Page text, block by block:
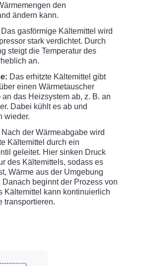
den
ändern kann.
Das gasförmige Kältemittel wird
stark verdichtet. Durch
steigt die Temperatur des
an.
Das erhitzte Kältemittel gibt
einen Wärmetauscher
an das Heizsystem ab, z. B. an
Dabei kühlt es ab und
wieder.
Nach der Wärmeabgabe wird
Kältemittel durch ein
geleitet. Hier sinken Druck
des Kältemittels, sodass es
Wärme aus der Umgebung
Danach beginnt der Prozess von
Kältemittel kann kontinuierlich
transportieren.